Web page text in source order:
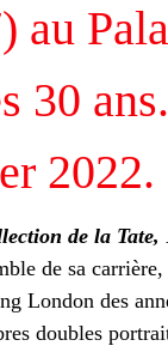
au
30 ans.
2022.
de la Tate,
de sa
London des
doubles